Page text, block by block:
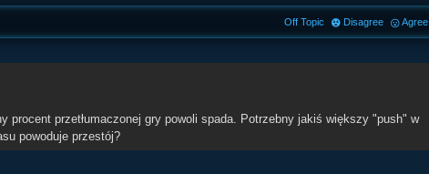
procent przetłumaczonej gry powoli spada. Potrzebny jakiś większy "push" w
powoduje przestój?
Off Topic Disagree Agree